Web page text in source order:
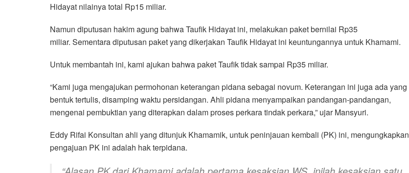
Hidayat nilainya total Rp15 miliar.
Namun diputusan hakim agung bahwa Taufik Hidayat ini, melakukan paket bernilai Rp35
miliar. Sementara diputusan paket yang dikerjakan Taufik Hidayat ini keuntungannya untuk Khamami.
Untuk membantah ini, kami ajukan bahwa paket Taufik tidak sampai Rp35 miliar.
“Kami juga mengajukan permohonan keterangan pidana sebagai novum. Keterangan ini juga ada yang
bentuk tertulis, disamping waktu persidangan. Ahli pidana menyampaikan pandangan-pandangan,
mengenai pembuktian yang diterapkan dalam proses perkara tindak perkara,” ujar Mansyuri.
Eddy Rifai Konsultan ahli yang ditunjuk Khamamik, untuk peninjauan kembali (PK) ini, mengungkapkan
pengajuan PK ini adalah hak terpidana.